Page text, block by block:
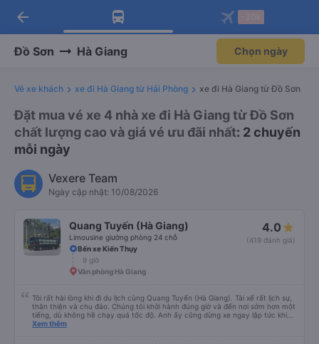
Tải app Vexere ngay!
Nhận ưu đãi thành viên độc
Mở app
Tải app Vexere
-30k/ghế khi đặt vé máy bay qua
Mở app
arrow_back
Đồ Sơn Hà Giang Chọn ngày
Vé xe khách xe đi Hà Giang từ Hải Phòng xe đi Hà Giang từ Đồ Sơn
Đặt mua vé xe 4 nhà xe đi Hà Giang từ Đồ Sơn
chất lượng cao và giá vé ưu đãi nhất: 2 chuyến
mỗi ngày
Vexere Team
Ngày cập nhật: 10/08/2026
Quang Tuyến (Hà Giang)
Limousine giường phòng 24 chỗ
4.0
(419 đánh giá)
Bến xe Kiến Thụy
9 giờ
Văn phòng Hà Giang
Tôi rất hài lòng khi đi du lịch cùng Quang Tuyến (Hà Giang). Tài xế rất lịch sự,
thân thiện và chu đáo. Chúng tôi khởi hành đúng giờ và đến nơi sớm hơn một
tiếng, dù không hề chạy quá tốc độ. Anh ấy cũng dừng xe ngay lập tức khi
tôi cần đi vệ sinh. Suốt cả chuyến đi, chúng tôi cảm thấy hoàn toàn an toàn.
Xem thêm